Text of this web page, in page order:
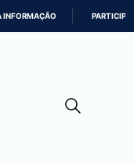
INFORMAÇÃO PARTICIPE